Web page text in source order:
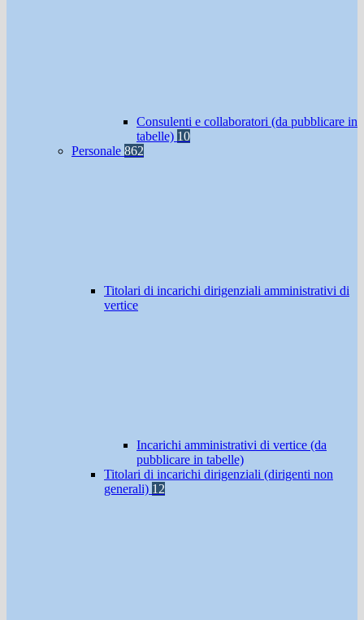
Consulenti e collaboratori (da pubblicare in
tabelle) 10
Personale 862
Titolari di incarichi dirigenziali amministrativi di
vertice
Incarichi amministrativi di vertice (da
pubblicare in tabelle)
Titolari di incarichi dirigenziali (dirigenti non
generali) 12